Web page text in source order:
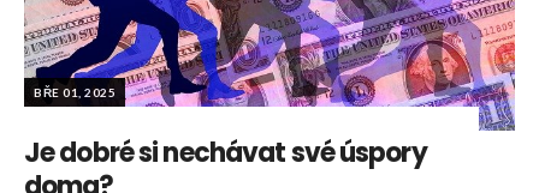
BŘE 01, 2025
Je dobré si nechávat své úspory